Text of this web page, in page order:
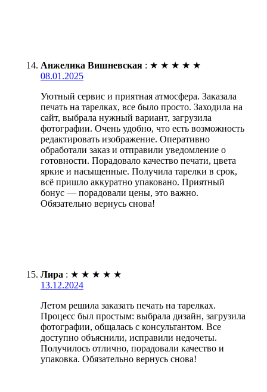
Анжелика Вишневская : ★ ★ ★ ★ ★
08.01.2025
Уютный сервис и приятная атмосфера. Заказала
печать на тарелках, все было просто. Заходила на
сайт, выбрала нужный вариант, загрузила
фотографии. Очень удобно, что есть возможность
редактировать изображение. Оперативно
обработали заказ и отправили уведомление о
готовности. Порадовало качество печати, цвета
яркие и насыщенные. Получила тарелки в срок,
всё пришло аккуратно упаковано. Приятный
бонус — порадовали цены, это важно.
Обязательно вернусь снова!
Лира : ★ ★ ★ ★ ★
13.12.2024
Летом решила заказать печать на тарелках.
Процесс был простым: выбрала дизайн, загрузила
фотографии, общалась с консультантом. Все
доступно объяснили, исправили недочеты.
Получилось отлично, порадовали качество и
упаковка. Обязательно вернусь снова!